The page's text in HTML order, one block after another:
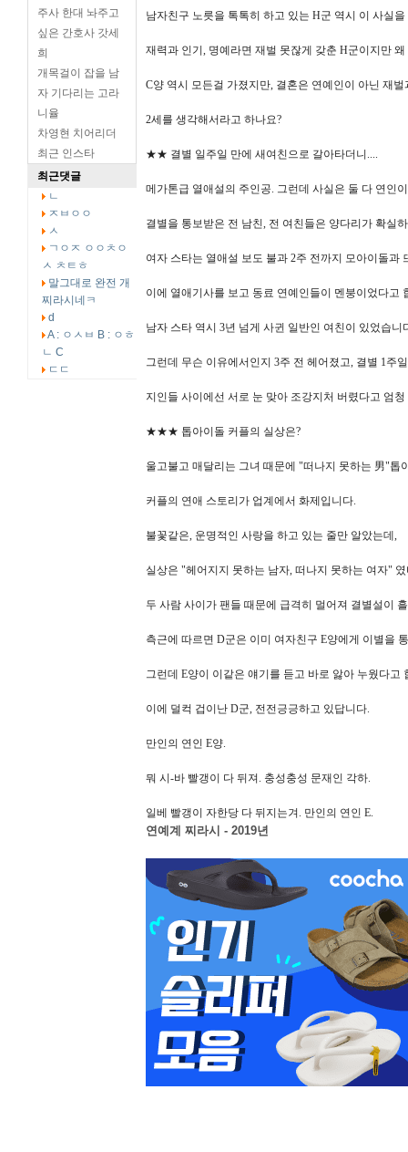
주사 한대 놔주고
싶은 간호사 갓세
희
개목걸이 잡을 남
자 기다리는 고라
니율
차영현 치어리더
최근 인스타
최근댓글
ㄴ
ㅈㅂㅇㅇ
ㅅ
ㄱㅇㅈ ㅇㅇㅊㅇ
ㅅ ㅊㅌㅎ
말그대로 완전 개
찌라시네ㅋ
d
A : ㅇㅅㅂ B : ㅇㅎ
ㄴ C
ㄷㄷ
남자친구 노릇을 톡톡히 하고 있는 H군 역시 이 사실
재력과 인기, 명예라면 재벌 못잖게 갖춘 H군이지만
C양 역시 모든걸 가졌지만, 결혼은 연예인이 아닌 재
2세를 생각해서라고 하나요?
★★ 결별 일주일 만에 새여친으로 갈아타더니....
메가톤급 열애설의 주인공. 그런데 사실은 둘 다 연인
결별을 통보받은 전 남친, 전 여친들은 양다리가 확실
여자 스타는 열애설 보도 불과 2주 전까지 모아이돌과
이에 열애기사를 보고 동료 연예인들이 멘붕이었다고
남자 스타 역시 3년 넘게 사귄 일반인 여친이 있었습니
그런데 무슨 이유에서인지 3주 전 헤어졌고, 결별 1주
지인들 사이에선 서로 눈 맞아 조강지처 버렸다고 엄
★★★ 톱아이돌 커플의 실상은?
울고불고 매달리는 그녀 때문에 "떠나지 못하는 男"톱
커플의 연애 스토리가 업계에서 화제입니다.
불꽃같은, 운명적인 사랑을 하고 있는 줄만 알았는데,
실상은 "헤어지지 못하는 남자, 떠나지 못하는 여자"
두 사람 사이가 팬들 때문에 급격히 멀어져 결별설이
측근에 따르면 D군은 이미 여자친구 E양에게 이별을
그런데 E양이 이같은 얘기를 듣고 바로 앓아 누웠다고
이에 덜컥 겁이난 D군, 전전긍긍하고 있답니다.
만인의 연인 E양.
뭐 시-바 빨갱이 다 뒤져. 충성충성 문재인 각하.
일베 빨갱이 자한당 다 뒤지는겨. 만인의 연인
연예계 찌라시 - 2019년